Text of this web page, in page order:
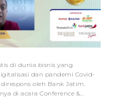
di dunia bisnis yang
dan pandemi Covid-
oleh Bank Jatim.
di acara Conference &…